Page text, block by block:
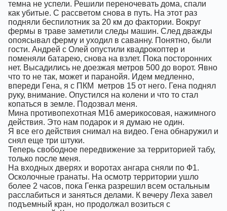
темна не успели. Решили переночевать дома, спали
как убитые. С рассветом снова в путь. На этот раз
подняли беспилотник за 20 км до фактории. Вокруг
фермы в траве заметили следы машин. След дважды
опоясывал ферму и уходил в саванну. Понятно, были
гости. Андрей с Олей опустили квадрокоптер и
поменяли батарею, снова на взлет. Пока посторонних
нет. Высадились не доезжая метров 500 до ворот. Явно
что то не так, может и паранойя. Идем медленно,
впереди Гена, я с ПКМ
метров 15 от него. Гена поднял
руку, внимание. Опустился на колени и что то стал
копаться в земле. Подозвал меня.
Мина противопехотная М16 америкосовая, нажимного
действия. Это нам подарок и я думаю не один.
Я все его действия снимал на видео. Гена обнаружил и
снял еще три штуки.
Теперь свободное передвижение за территорией табу,
только после меня.
На входных дверях и воротах ангара сняли по Ф1.
Осколочные гранаты. На осмотр территории ушло
более 2 часов, пока Генка разрешил всем остальным
расслабиться и заняться делами. К вечеру Леха завел
подъемный кран, но продолжал возиться с